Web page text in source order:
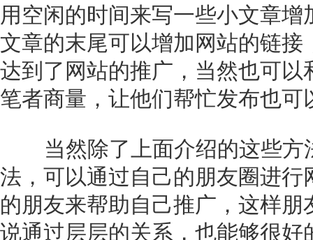
用空闲的时间来写一些小文章
文章的末尾可以增加网站的链
达到了网站的推广，当然也可
笔者商量，让他们帮忙发布也可
当然除了上面介绍的这些
法，可以通过自己的朋友圈进
的朋友来帮助自己推广，这样
说通过层层的关系，也能够很